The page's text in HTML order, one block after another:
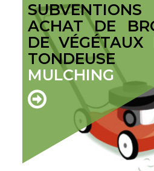
ACHAT DE
DE VÉGÉTAUX
TONDEUSE
MULCHING